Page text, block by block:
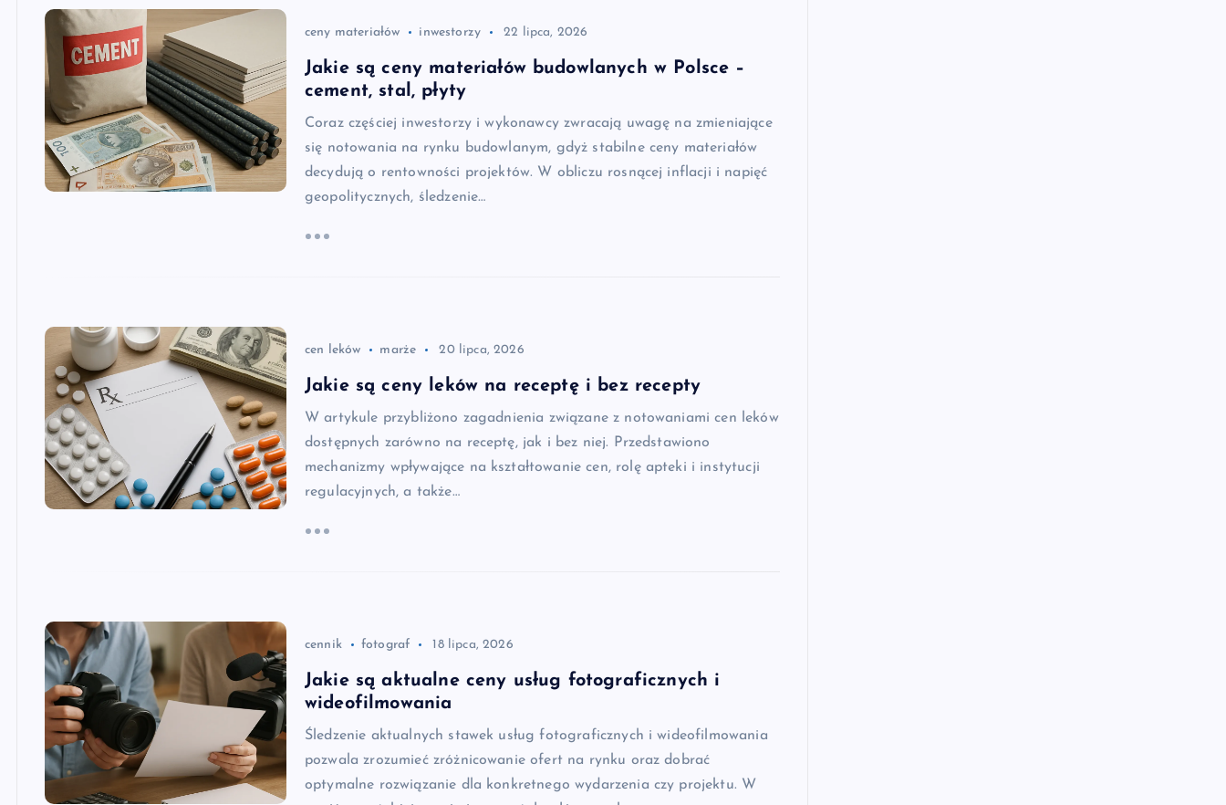
ceny materiałów inwestorzy 22 lipca, 2026
Jakie są ceny materiałów budowlanych w Polsce –
cement, stal, płyty
Coraz częściej inwestorzy i wykonawcy zwracają uwagę na zmieniające
się notowania na rynku budowlanym, gdyż stabilne ceny materiałów
decydują o rentowności projektów. W obliczu rosnącej inflacji i napięć
geopolitycznych, śledzenie…
cen leków marże 20 lipca, 2026
Jakie są ceny leków na receptę i bez recepty
W artykule przybliżono zagadnienia związane z notowaniami cen leków
dostępnych zarówno na receptę, jak i bez niej. Przedstawiono
mechanizmy wpływające na kształtowanie cen, rolę apteki i instytucji
regulacyjnych, a także…
cennik fotograf 18 lipca, 2026
Jakie są aktualne ceny usług fotograficznych i
wideofilmowania
Śledzenie aktualnych stawek usług fotograficznych i wideofilmowania
pozwala zrozumieć zróżnicowanie ofert na rynku oraz dobrać
optymalne rozwiązanie dla konkretnego wydarzenia czy projektu. W